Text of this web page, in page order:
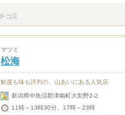
マツミ
松海
鮮度も味も評判の、山あいにある人気店
新潟県中魚沼郡津南町大割野2-2
11時～13時30分、17時～23時